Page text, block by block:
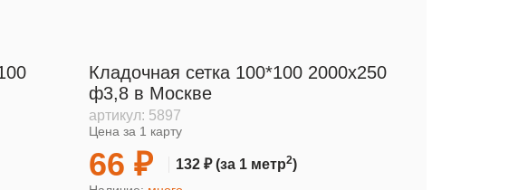
Кладочная сетка 100*100 2000х250
ф3,8 в Москве
артикул: 5897
Цена за 1 карту
66 ₽ 132 ₽(за 1 метр2)